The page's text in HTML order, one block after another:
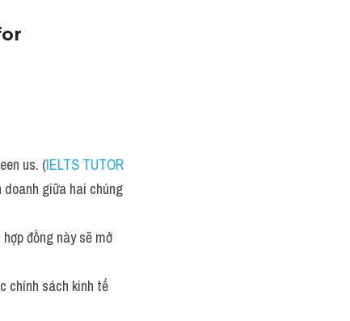
us. (IELTS TUTOR
doanh giữa hai chúng
đồng này sẽ mở
chính sách kinh tế